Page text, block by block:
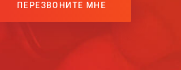
ПЕРЕЗВОНИТЕ МНЕ